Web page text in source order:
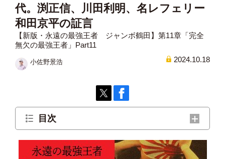
代。渕正信、川田利明、名レフェリー
和田京平の証言
【新版・永遠の最強王者 ジャンボ鶴田】第11章「完全
無欠の最強王者」Part11
小佐野景浩 2024.10.18
目次
非情な鶴田！三沢の鼻を折る